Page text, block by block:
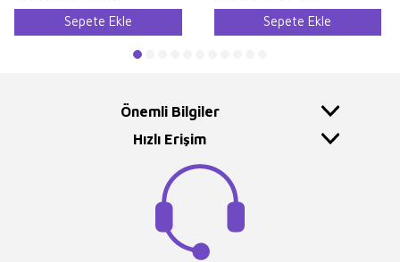
Sepete Ekle Sepete Ekle
Önemli Bilgiler
Hızlı Erişim